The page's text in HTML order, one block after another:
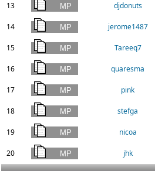
13 djdonuts
14 jerome1487
15 Tareeq7
16 quaresma
17 pink
18 stefga
19 nicoa
20 jhk